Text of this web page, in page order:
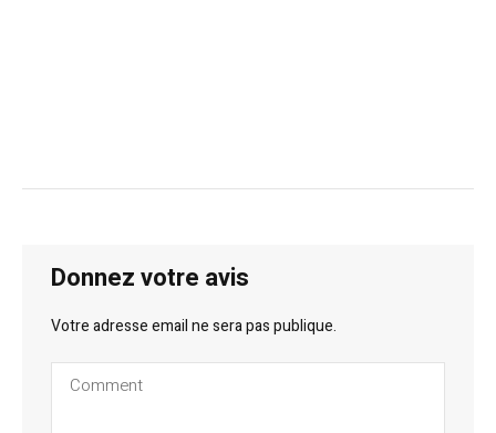
Donnez votre avis
Votre adresse email ne sera pas publique.